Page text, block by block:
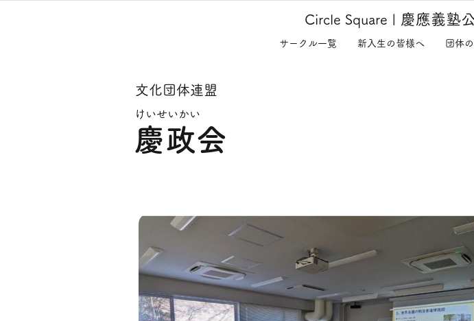
Circle Square 慶應義塾
サークル一覧 新入生の皆様へ 団体
文化団体連盟
慶政会
けいせいかい